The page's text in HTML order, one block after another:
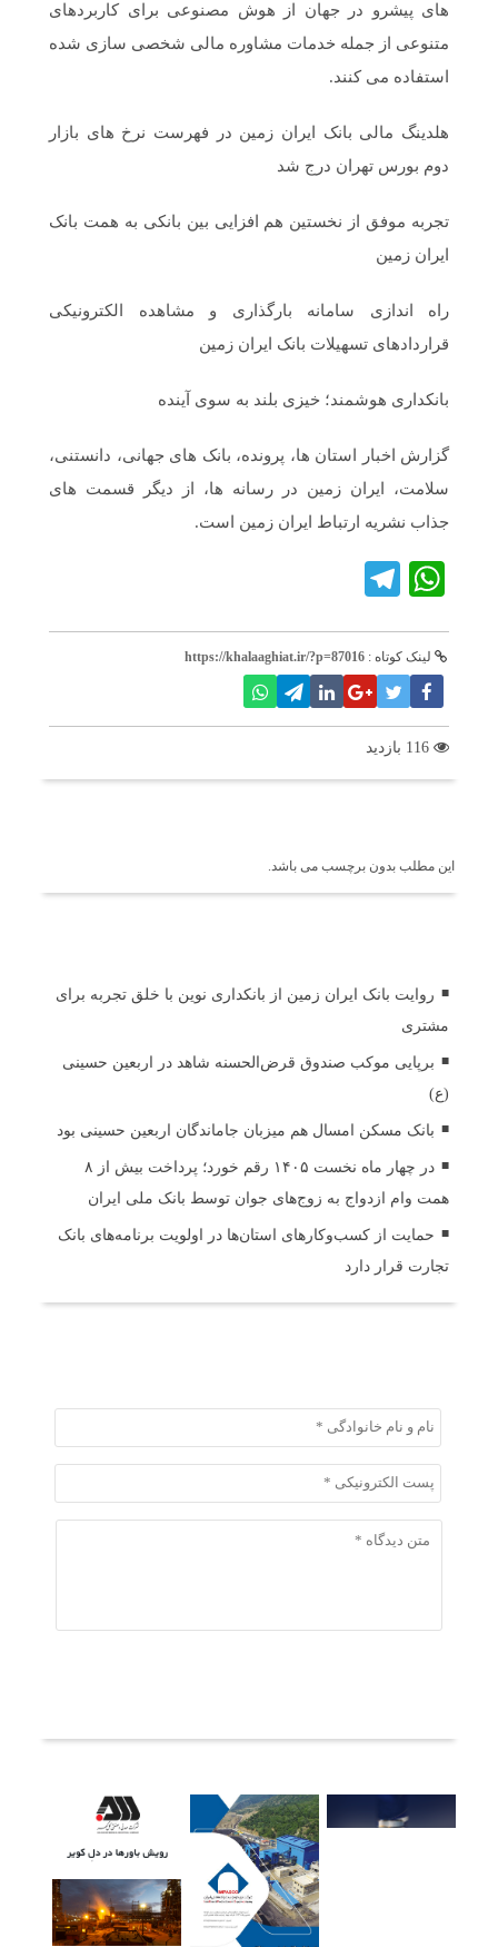
های پیشرو در جهان از هوش مصنوعی برای کاربردهای
متنوعی از جمله خدمات مشاوره مالی شخصی سازی شده
استفاده می کنند.
هلدینگ مالی بانک ایران زمین در فهرست نرخ های بازار
دوم بورس تهران درج شد
تجربه موفق از نخستین هم افزایی بین بانکی به همت بانک
ایران زمین
راه اندازی سامانه بارگذاری و مشاهده الکترونیکی
قراردادهای تسهیلات بانک ایران زمین
بانکداری هوشمند؛ خیزی بلند به سوی آینده
گزارش اخبار استان ها، پرونده، بانک های جهانی، دانستنی،
سلامت، ایران زمین در رسانه ها، از دیگر قسمت های
جذاب نشریه ارتباط ایران زمین است.
WhatsApp
لینک کوتاه : https://khalaaghiat.ir/?p=87016
این مطلب بدون برچسب می باشد.
روایت بانک ایران زمین از بانکداری نوین با خلق تجربه برای
مشتری
برپایی موکب صندوق قرض‌الحسنه شاهد در اربعین حسینی
(ع)
بانک مسکن امسال هم میزبان جاماندگان اربعین حسینی بود
در چهار ماه نخست ۱۴۰۵ رقم خورد؛ پرداخت بیش از ۸
همت وام ازدواج به زوج‌های جوان توسط بانک ملی ایران
حمایت از کسب‌وکارهای استان‌ها در اولویت برنامه‌های بانک
تجارت قرار دارد